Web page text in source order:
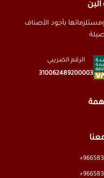
بأجود الأصناف
الرقم الضريبي
310062489200003